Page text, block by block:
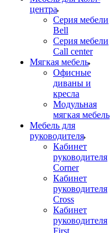
центра
Серия мебели
Bell
Серия мебели
Call center
Мягкая мебель
Офисные
диваны и
кресла
Модульная
мягкая мебель
Мебель для
руководителя
Кабинет
руководителя
Corner
Кабинет
руководителя
Cross
Кабинет
руководителя
First